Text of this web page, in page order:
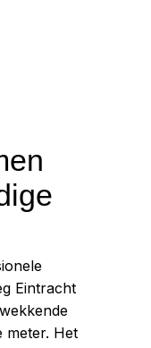
Eintracht
meter. Het